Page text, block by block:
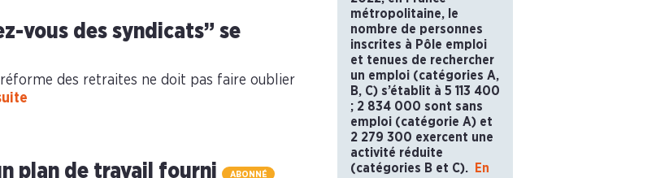
vous des syndicats” se
des retraites ne doit pas faire oublier
plan de travail fourni ABONNÉ
métropolitaine, le
nombre de personnes
inscrites à Pôle emploi
et tenues de rechercher
un emploi (catégories A,
B, C) s’établit à 5 113 400
; 2 834 000 sont sans
emploi (catégorie A) et
2 279 300 exercent une
activité réduite
(catégories B et C).
En